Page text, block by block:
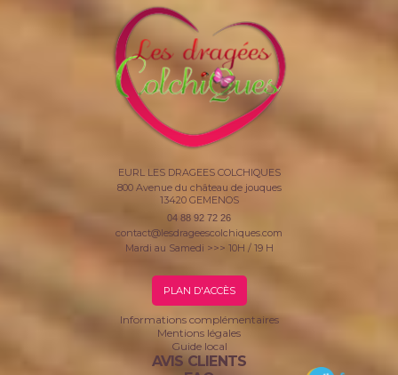
Informations complémentaires
Mentions légales
Guide local
AVIS CLIENTS
EURL LES DRAGEES COLCHIQUES
800 Avenue du château de jouques
13420 GEMENOS
04 88 92 72 26
contact@lesdrageescolchiques.com
Mardi au Samedi >>> 10H / 19 H
PLAN D'ACCÈS